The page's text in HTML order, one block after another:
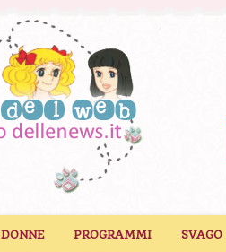
PROGRAMMI SVAGO